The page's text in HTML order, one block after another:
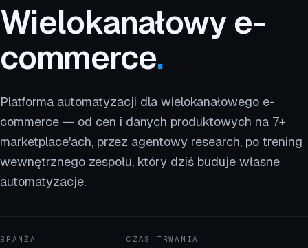
Wielokanałowy e-
commerce.
Platforma automatyzacji dla wielokanałowego e-
commerce — od cen i danych produktowych na 7+
marketplace'ach, przez agentowy research, po trening
wewnętrznego zespołu, który dziś buduje własne
automatyzacje.
BRANŻA CZAS TRWANIA